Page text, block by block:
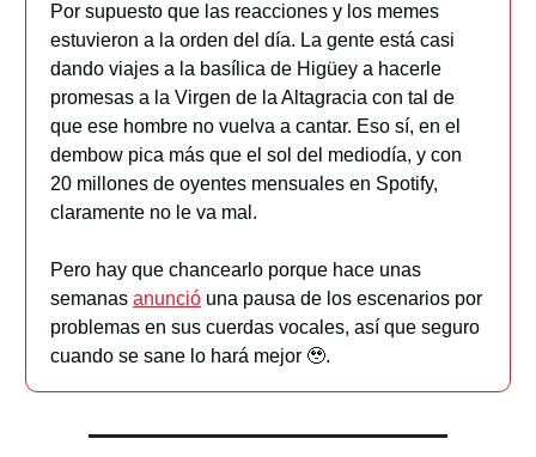
Por supuesto que las reacciones y los memes
estuvieron a la orden del día. La gente está casi
dando viajes a la basílica de Higüey a hacerle
promesas a la Virgen de la Altagracia con tal de
que ese hombre no vuelva a cantar. Eso sí, en el
dembow pica más que el sol del mediodía, y con
20 millones de oyentes mensuales en Spotify,
claramente no le va mal.
Pero hay que chancearlo porque hace unas
semanas anunció una pausa de los escenarios por
problemas en sus cuerdas vocales, así que seguro
cuando se sane lo hará mejor 🥹.